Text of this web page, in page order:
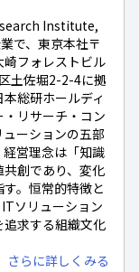
Institute,
で、東京本社〒
フォレストビル
土佐堀2-2-4に拠
総研ホールディ
リサーチ・コン
ーションの五部
営理念は「知識
創であり、変化
。恒常的特徴と
ソリューション
求する組織文化
さらに詳しくみる